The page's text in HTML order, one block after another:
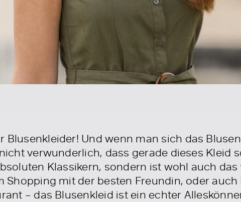
Blusenkleider! Und wenn man sich das
verwunderlich, dass gerade dieses Kleid
Klassikern, sondern ist wohl auch das
Shopping mit der besten Freundin, oder
– das Blusenkleid ist ein echter